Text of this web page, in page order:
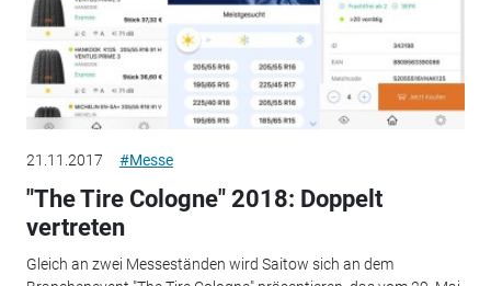
21.11.2017 #Messe
"The Tire Cologne" 2018: Doppelt
vertreten
Gleich an zwei Messeständen wird Saitow sich an dem